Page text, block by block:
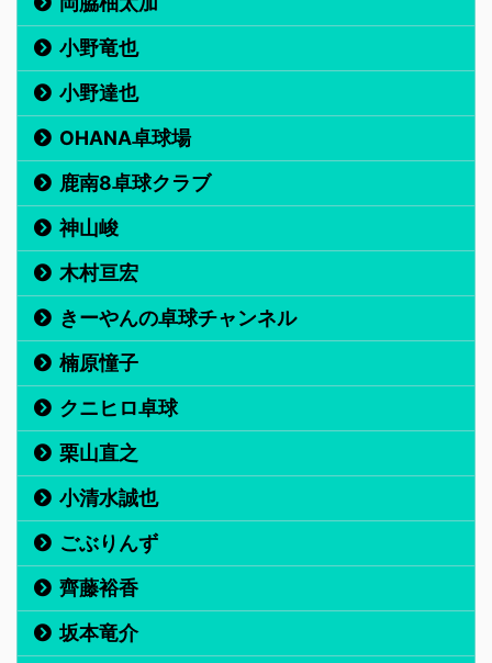
小野竜也
小野達也
OHANA卓球場
鹿南8卓球クラブ
神山峻
木村亘宏
きーやんの卓球チャンネル
楠原憧子
クニヒロ卓球
栗山直之
小清水誠也
ごぶりんず
齊藤裕香
坂本竜介